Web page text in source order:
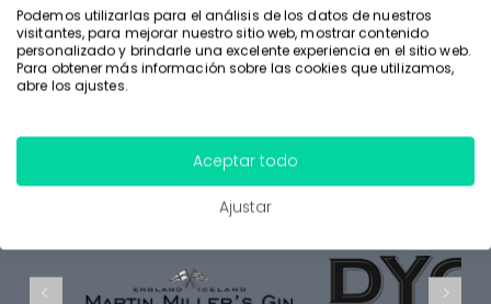
Etiquetas. Complemento ideal para bodas, comuniones y
eventos.
con nosotros.
Podemos utilizarlas para el análisis de los datos de nuestros
visitantes, para mejorar nuestro sitio web, mostrar contenido
personalizado y brindarle una excelente experiencia en el sitio web.
Para obtener más información sobre las cookies que utilizamos,
abre los ajustes.
Aceptar todo
Ajustar